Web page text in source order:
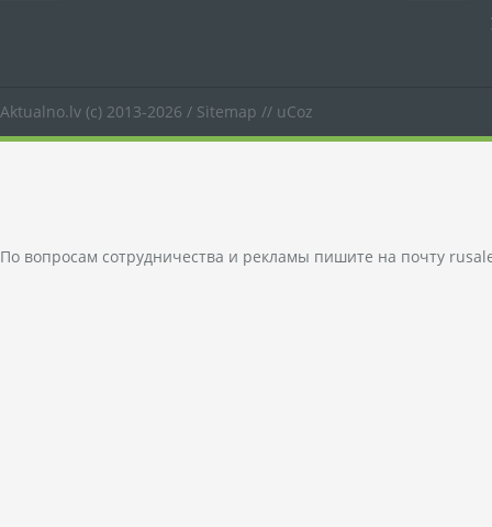
Aktualno.lv (c) 2013-2026 / Sitemap // uCoz
По вопросам сотрудничества и рекламы пишите на почту